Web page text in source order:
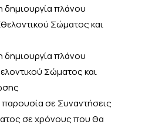
δημιουργία πλάνου
Σώματος και
δημιουργία πλάνου
Σώματος και
παρουσία σε Συναντήσεις
σε χρόνους που θα